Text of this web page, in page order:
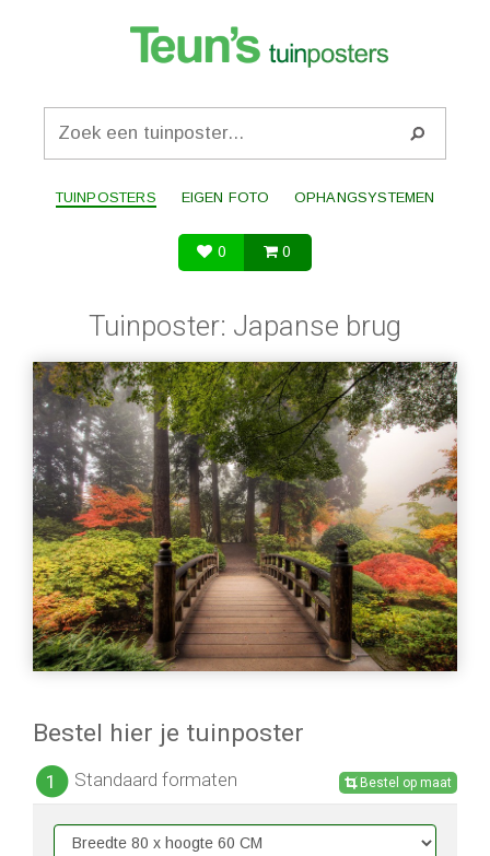
TUINPOSTERS EIGEN FOTO OPHANGSYSTEMEN
0 0
Tuinposter: Japanse brug
Bestel hier je tuinposter
1 Standaard formaten Bestel op maat